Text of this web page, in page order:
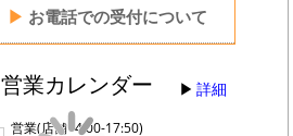
▶ お電話での受付について
営業カレンダー 詳細
営業(店舗14:00-17:50)